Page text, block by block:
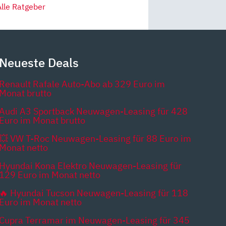
Ratgeber
Deals
Rafale Auto-Abo ab 329 Euro im
brutto
A3 Sportback Neuwagen-Leasing für 428
im Monat brutto
VW T-Roc Neuwagen-Leasing für 88 Euro im
netto
Kona Elektro Neuwagen-Leasing für
Euro im Monat netto
Hyundai Tucson Neuwagen-Leasing für 118
im Monat netto
Terramar im Neuwagen-Leasing für 345